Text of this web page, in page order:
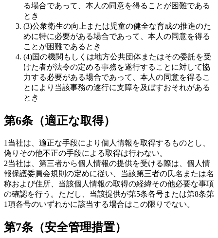
る場合であって、本人の同意を得ることが困難である
とき
(3)公衆衛生の向上または児童の健全な育成の推進のた
めに特に必要がある場合であって、本人の同意を得る
ことが困難であるとき
(4)国の機関もしくは地方公共団体またはその委託を受
けた者が法令の定める事務を遂行することに対して協
力する必要がある場合であって、本人の同意を得るこ
とにより当該事務の遂行に支障を及ぼすおそれがある
とき
第6条（適正な取得）
1 当社は、適正な手段により個人情報を取得するものとし、
偽りその他不正の手段による取得は行わない。
2当社は、第三者から個人情報の提供を受ける際は、個人情
報保護委員会規則の定めに従い、当該第三者の氏名または名
称および住所、当該個人情報の取得の経緯その他必要な事項
の確認を行う。ただし、当該提供が第5条各号または第8条第
1項各号のいずれかに該当する場合はこの限りでない。
第7条（安全管理措置）